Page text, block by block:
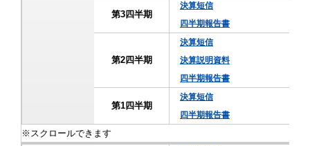
第3四半期
決算短信
四半期報告書
第2四半期
決算短信
決算説明資料
四半期報告書
第1四半期
決算短信
四半期報告書